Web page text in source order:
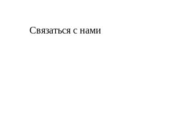
Связаться с нами